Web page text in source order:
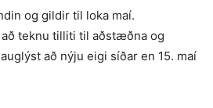
og gildir til loka maí.
teknu tilliti til aðstæðna og
að nýju eigi síðar en 15. maí